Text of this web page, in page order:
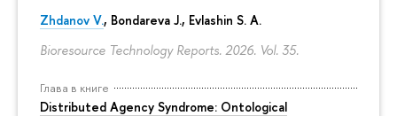
Zhdanov V., Bondareva J., Evlashin S. A.
Bioresource Technology Reports. 2026. Vol. 35.
Глава в книге
Distributed Agency Syndrome: Ontological